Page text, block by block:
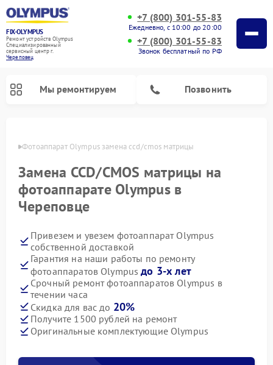
FIX-OLYMPUS
Ремонт устройств Olympus
Специализированный
cервисный центр г.
Череповец
+7 (800) 301-55-83
Ежедневно, с 10:00 до 20:00
+7 (800) 301-55-83
Звонок бесплатный по РФ
Мы ремонтируем Позвонить
Фотоаппарат Olympus замена ccd/cmos матрицы
Замена CCD/CMOS матрицы на
фотоаппарате Olympus в
Череповце
Привезем и увезем фотоаппарат Olympus
собственной доставкой
Гарантия на наши работы по ремонту
фотоаппаратов Olympusдо 3-х лет
Срочный ремонт фотоаппаратов Olympus в
течении часа
Скидка для вас до 20%
Получите 1500 рублей на ремонт
Оригинальные комплектующие Olympus